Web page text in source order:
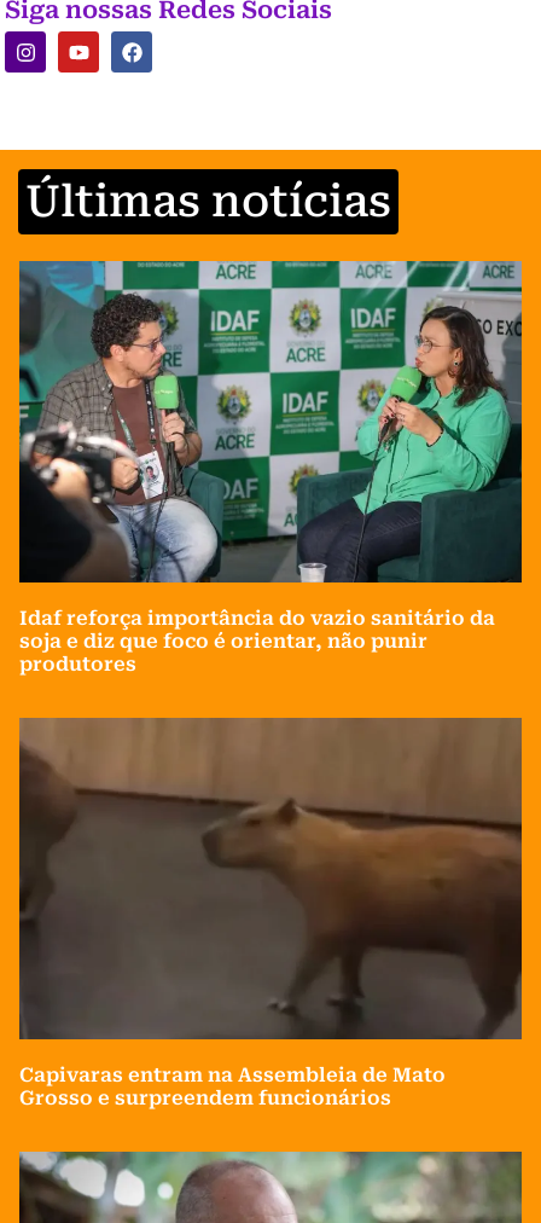
Siga nossas Redes Sociais
Últimas notícias
Idaf reforça importância do vazio sanitário da
soja e diz que foco é orientar, não punir
produtores
Capivaras entram na Assembleia de Mato
Grosso e surpreendem funcionários